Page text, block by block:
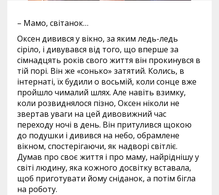
– Мамо, світанок…
Оксен дивився у вікно, за яким ледь-ледь
сіріло, і дивувався від того, що вперше за
сімнадцять років свого життя він прокинувся в
тій порі. Він же «сонько» затятий. Колись, в
інтернаті, їх будили о восьмій, коли сонце вже
пройшло чималий шлях. Але навіть взимку,
коли розвиднялося пізно, Оксен ніколи не
звертав уваги на цей дивовижний час
переходу ночі в день. Він притулився щокою
до подушки і дивився на небо, обрамлене
вікном, спостерігаючи, як надворі світліє.
Думав про своє життя і про маму, найріднішу у
світі людину, яка кожного досвітку вставала,
щоб приготувати йому сніданок, а потім бігла
на роботу.